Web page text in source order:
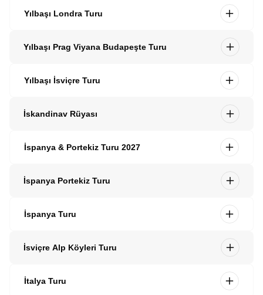
Yılbaşı Londra Turu
Yılbaşı Prag Viyana Budapeşte Turu
Yılbaşı İsviçre Turu
İskandinav Rüyası
İspanya & Portekiz Turu 2027
İspanya Portekiz Turu
İspanya Turu
İsviçre Alp Köyleri Turu
İtalya Turu